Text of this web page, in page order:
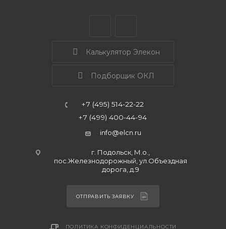
Калькулятор Элекон
Подборщик ОКЛ
+7 (495) 514-22-22
+7 (499) 400-44-94
info@elcn.ru
г. Подольск, М.о.,
пос.Железнодорожный, ул.Объездная
дорога, д.9
ОТПРАВИТЬ ЗАЯВКУ
ПОЛИТИКА КОНФИДЕНЦИАЛЬНОСТИ